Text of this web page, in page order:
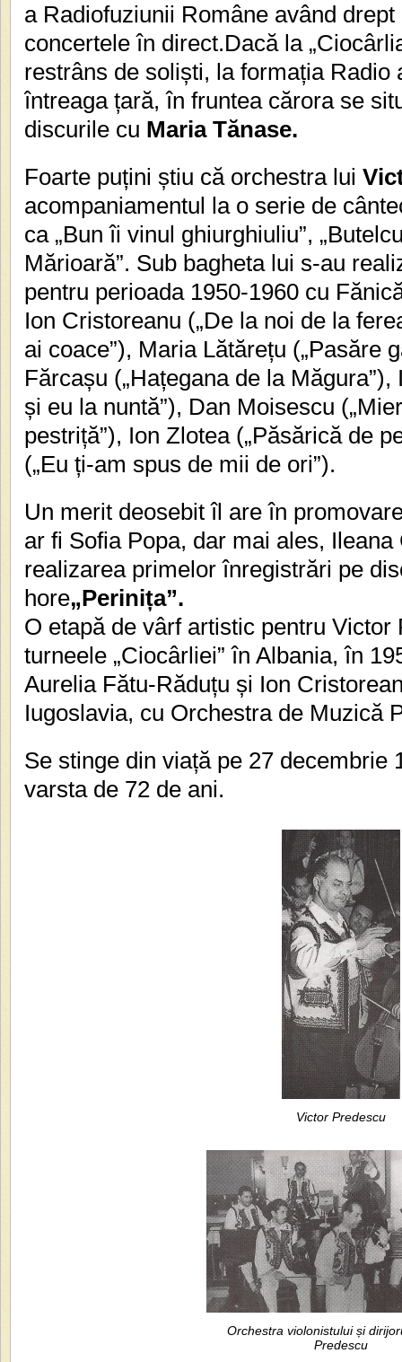
a Radiofuziunii Române având
concertele în direct.Dacă la
restrâns de soliști, la formația Radio
întreaga țară, în fruntea cărora se
discurile cu Maria Tănase.
Foarte puțini știu că orchestra lui
acompaniamentul la o serie de
ca „Bun îi vinul ghiurghiuliu”,
Mărioară”. Sub bagheta lui s-au
pentru perioada 1950-1960 cu
Ion Cristoreanu („De la noi de la
ai coace”), Maria Lătărețu („Pasăre
Fărcașu („Hațegana de la
și eu la nuntă”), Dan Moisescu
pestriță”), Ion Zlotea („Păsărică de
(„Eu ți-am spus de mii de ori”).
Un merit deosebit îl are în
ar fi Sofia Popa, dar mai ales,
realizarea primelor înregistrări pe
hore„Perinița”.
O etapă de vârf artistic pentru Victor
turneele „Ciocârliei” în Albania, în
Aurelia Fătu-Răduțu și Ion
Iugoslavia, cu Orchestra de Muzică
Se stinge din viață pe 27 decembrie
varsta de 72 de ani.
Victor Predescu
Orchestra violonistului și
Predescu